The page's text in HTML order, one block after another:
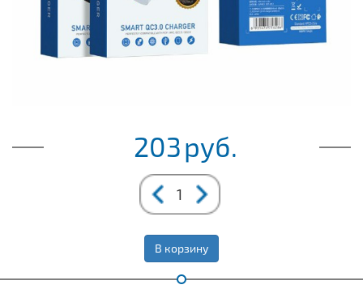
203руб.
В корзину